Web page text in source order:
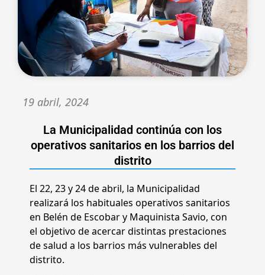
19 abril, 2024
La Municipalidad continúa con los
operativos sanitarios en los barrios del
distrito
El 22, 23 y 24 de abril, la Municipalidad
realizará los habituales operativos sanitarios
en Belén de Escobar y Maquinista Savio, con
el objetivo de acercar distintas prestaciones
de salud a los barrios más vulnerables del
distrito.